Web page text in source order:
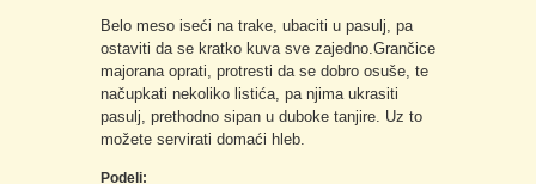
Belo meso iseći na trake, ubaciti u pasulj, pa
ostaviti da se kratko kuva sve zajedno.Grančice
majorana oprati, protresti da se dobro osuše, te
načupkati nekoliko listića, pa njima ukrasiti
pasulj, prethodno sipan u duboke tanjire. Uz to
možete servirati domaći hleb.
Podeli: